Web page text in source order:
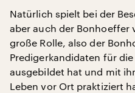
Natürlich spielt bei der
aber auch der Bonhoeffer
große Rolle, also der
Predigerkandidaten für
ausgebildet hat und mit
Leben vor Ort praktiziert